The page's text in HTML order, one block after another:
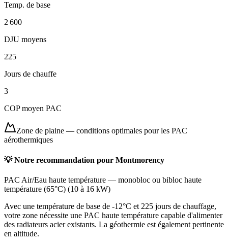
Temp. de base
2 600
DJU moyens
225
Jours de chauffe
3
COP moyen PAC
Zone de plaine — conditions optimales pour les PAC
aérothermiques
💡 Notre recommandation pour Montmorency
PAC Air/Eau haute température — monobloc ou bibloc haute
température (65°C) (10 à 16 kW)
Avec une température de base de -12°C et 225 jours de chauffage,
votre zone nécessite une PAC haute température capable d'alimenter
des radiateurs acier existants. La géothermie est également pertinente
en altitude.